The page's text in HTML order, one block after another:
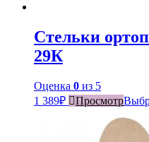
Стельки
29К
Оценка 0 из 5
1 389₽ Просмотр